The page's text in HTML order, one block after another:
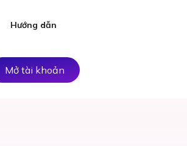
Hướng dẫn
Mở tài khoản